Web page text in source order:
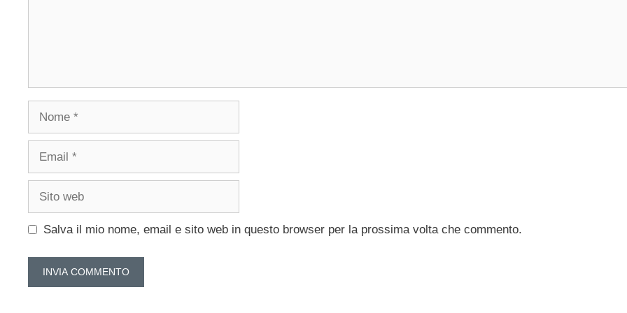
Nome
Email
Sito
Salva il mio nome, email e sito web in questo browser per la prossima volta che commento.